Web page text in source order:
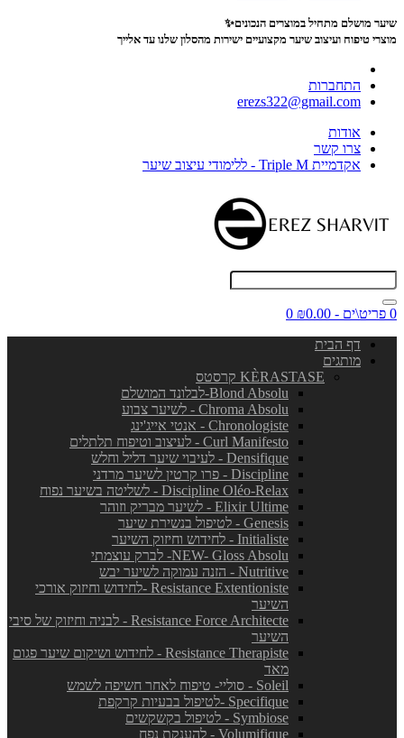
שיער מושלם מתחיל במוצרים הנכונים✨
מוצרי טיפוח ועיצוב שיער מקצועיים ישירות מהסלון שלנו עד אלייך
התחברות
erezs322@gmail.com
אודות
צרו קשר
אקדמיית Triple M - ללימודי עיצוב שיער
0 פריט\ים - ₪0.00
0
דף הבית
מותגים
KÈRASTASE קרסטס
Blond Absolu-לבלונד המושלם
Chroma Absolu - לשיער צבוע
Chronologiste - אנטי אייג'ינג
Curl Manifesto - לעיצוב וטיפוח תלתלים
Densifique - לעיבוי שיער דליל וחלש
Discipline - פרו קרטין לשיער מרדני
Discipline Oléo-Relax - לשליטה בשיער נפוח
Elixir Ultime - לשיער מבריק וזוהר
Genesis - לטיפול בנשירת שיער
Initialiste - לחידוש וחיזוק השיער
NEW- Gloss Absolu- לברק עוצמתי
Nutritive - הזנה עמוקה לשיער יבש
Resistance Extentioniste -לחידוש וחיזוק אורכי
השיער
Resistance Force Architecte - לבניה וחיזוק של סיבי
השיער
Resistance Therapiste - לחידוש ושיקום שיער פגום
מאד
Soleil - סוליי- טיפוח לאחר חשיפה לשמש
Specifique -לטיפול בבעיות קרקפת
Symbiose - לטיפול בקשקשים
Volumifique - להענקת נפח